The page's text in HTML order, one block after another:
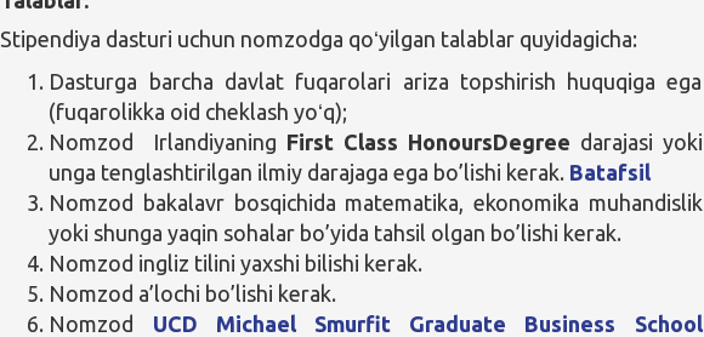
Stipendiya dasturi uchun nomzodga qoʻyilgan talablar quyidagicha:
Dasturga barcha davlat fuqarolari ariza topshirish huquqiga ega
(fuqarolikka oid cheklash yoʻq);
Nomzod Irlandiyaning First Class HonoursDegree darajasi yoki
unga tenglashtirilgan ilmiy darajaga ega bo’lishi kerak. Batafsil
Nomzod bakalavr bosqichida matematika, ekonomika muhandislik
yoki shunga yaqin sohalar bo’yida tahsil olgan bo’lishi kerak.
Nomzod ingliz tilini yaxshi bilishi kerak.
Nomzod a’lochi bo’lishi kerak.
Nomzod UCD Michael Smurfit Graduate Business School